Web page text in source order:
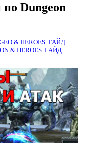
Dungeon
& HEROES. ГАЙД